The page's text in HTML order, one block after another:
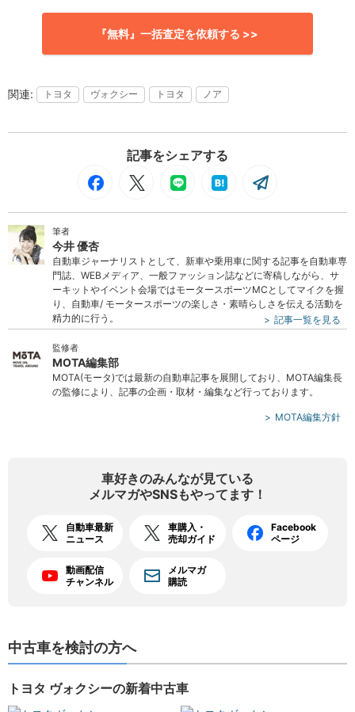
『無料』一括査定を依頼する >>
トヨタ ヴォクシー トヨタ ノア
記事をシェアする
筆者
今井 優杏
自動車ジャーナリストとして、新車や乗用車に関する記事を自動車専
門誌、WEBメディア、一般ファッション誌などに寄稿しながら、サ
ーキットやイベント会場ではモータースポーツMCとしてマイクを握
り、自動車/ モータースポーツの楽しさ・素晴らしさを伝える活動を
精力的に行う。
記事一覧を見る
監修者
MOTA編集部
MOTA(モータ)では最新の自動車記事を展開しており、MOTA編集長
の監修により、記事の企画・取材・編集など行っております。
MOTA編集方針
車好きのみんなが見ている
メルマガやSNSもやってます！
自動車最新
ニュース
車購入・
売却ガイド
Facebook
ページ
動画配信
チャンネル
メルマガ
購読
中古車を検討の方へ
トヨタ ヴォクシーの新着中古車